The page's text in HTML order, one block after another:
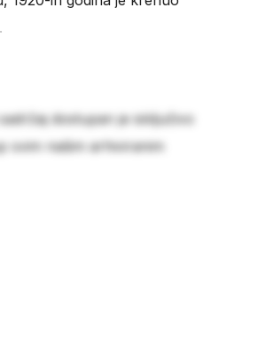
dostupan je isključivo
svim našim arhiviranim